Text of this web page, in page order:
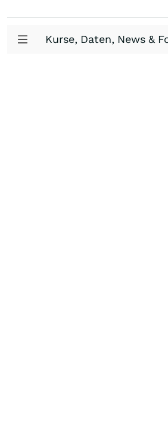
Kurse, Daten, News &